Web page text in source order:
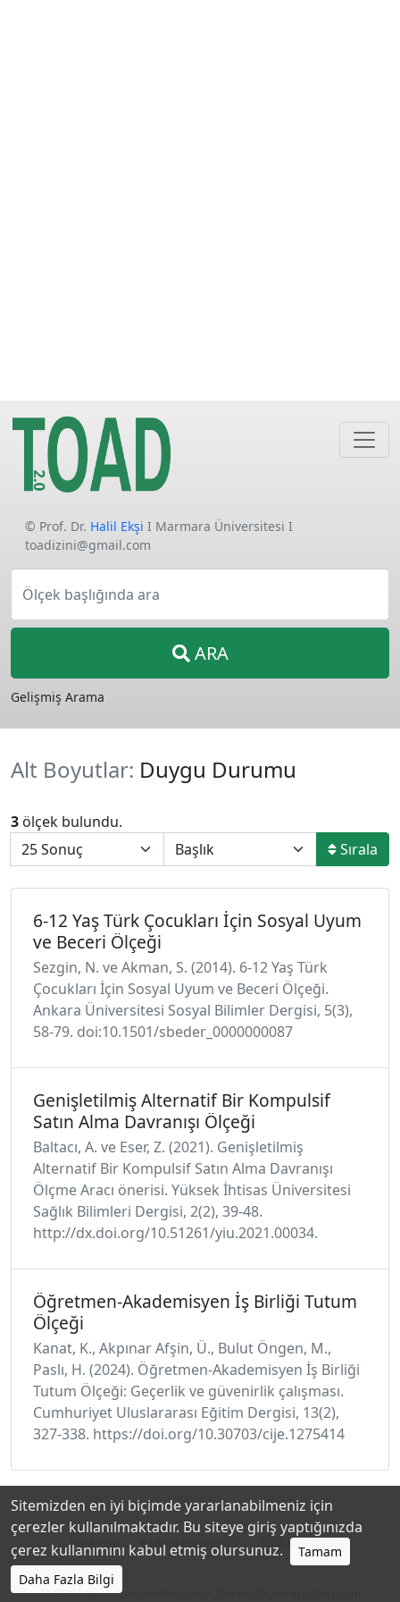
© Prof. Dr. Halil Ekşi I Marmara Üniversitesi I
toadizini@gmail.com
Ölçek başlığında ara
ARA
Gelişmiş Arama
Alt Boyutlar: Duygu Durumu
3 ölçek bulundu.
Sırala
6-12 Yaş Türk Çocukları İçin Sosyal Uyum
ve Beceri Ölçeği
Sezgin, N. ve Akman, S. (2014). 6-12 Yaş Türk
Çocukları İçin Sosyal Uyum ve Beceri Ölçeği.
Ankara Üniversitesi Sosyal Bilimler Dergisi, 5(3),
58-79. doi:10.1501/sbeder_0000000087
Genişletilmiş Alternatif Bir Kompulsif
Satın Alma Davranışı Ölçeği
Baltacı, A. ve Eser, Z. (2021). Genişletilmiş
Alternatif Bir Kompulsif Satın Alma Davranışı
Ölçme Aracı önerisi. Yüksek İhtisas Üniversitesi
Sağlık Bilimleri Dergisi, 2(2), 39-48.
http://dx.doi.org/10.51261/yiu.2021.00034.
Öğretmen-Akademisyen İş Birliği Tutum
Ölçeği
Kanat, K., Akpınar Afşin, Ü., Bulut Öngen, M.,
Paslı, H. (2024). Öğretmen-Akademisyen İş Birliği
Tutum Ölçeği: Geçerlik ve güvenirlik çalışması.
Cumhuriyet Uluslararası Eğitim Dergisi, 13(2),
327-338. https://doi.org/10.30703/cije.1275414
Hakkında Katkıda Bulunanlar Gizlilik Politikası
© 2026https://toad.halileksi.net
Sitemizden en iyi biçimde yararlanabilmeniz için
çerezler kullanılmaktadır. Bu siteye giriş yaptığınızda
çerez kullanımını kabul etmiş olursunuz.
Tamam
Daha Fazla Bilgi